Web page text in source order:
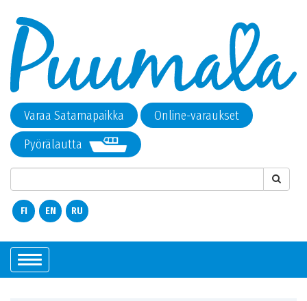
Varaa Satamapaikka
Online-varaukset
Pyörälautta
FI EN RU
Показать/
Скрыть